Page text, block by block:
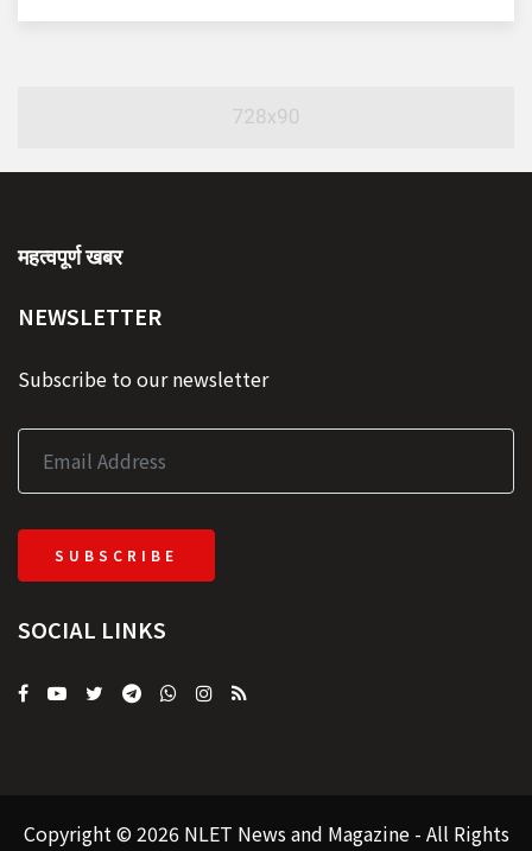
महत्वपूर्ण खबर
NEWSLETTER
Subscribe to our newsletter
SUBSCRIBE
SOCIAL LINKS
Copyright © 2026 NLET News and Magazine - All Rights